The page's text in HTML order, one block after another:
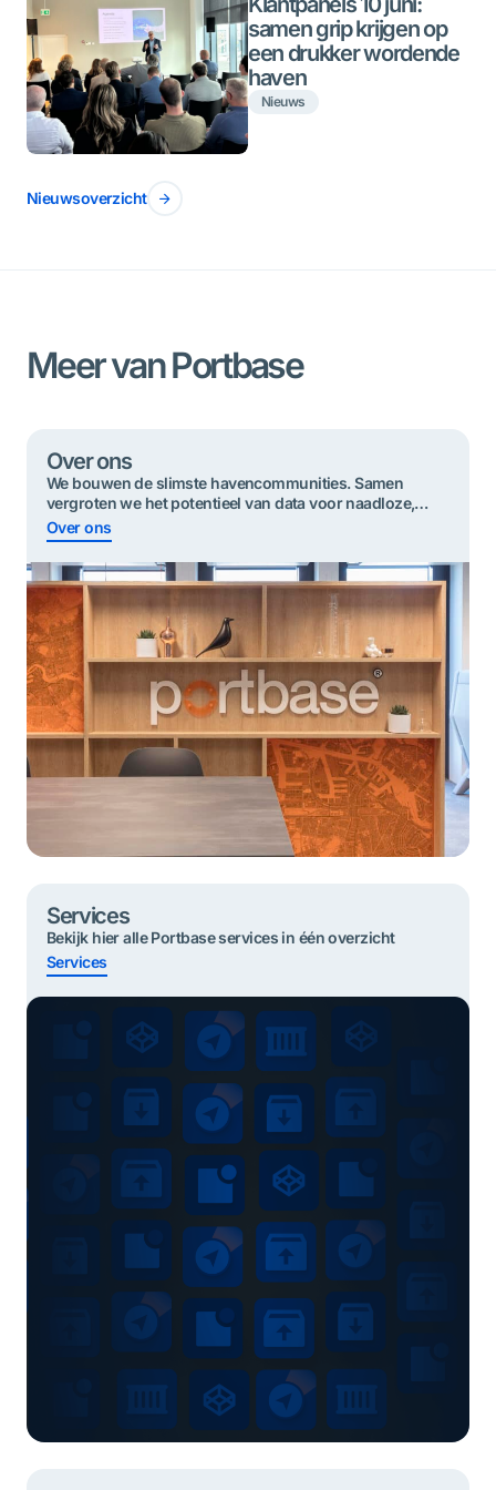
samen grip krijgen op
een drukker wordende
haven
Nieuws
Nieuwsoverzicht
Meer van Portbase
Over ons
We bouwen de slimste havencommunities. Samen
vergroten we het potentieel van data voor ​​naadloze,
duurzame en veilige goederenstromen.
Over ons
Services
Bekijk hier alle Portbase services in één overzicht
Services